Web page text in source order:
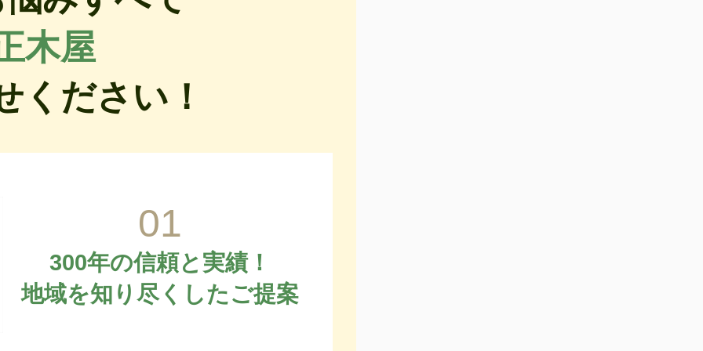
木屋
ください！
01
300年の信頼と実績！
地域を知り尽くしたご提案